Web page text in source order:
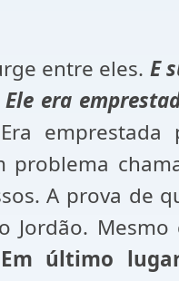
entre eles. E
era
emprestada
problema
A prova de
Mesmo
Em último